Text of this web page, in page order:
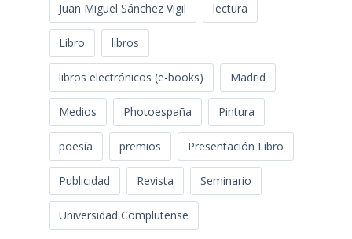
Juan Miguel Sánchez Vigil lectura
Libro libros
libros electrónicos (e-books) Madrid
Medios Photoespaña Pintura
poesía premios Presentación Libro
Publicidad Revista Seminario
Universidad Complutense